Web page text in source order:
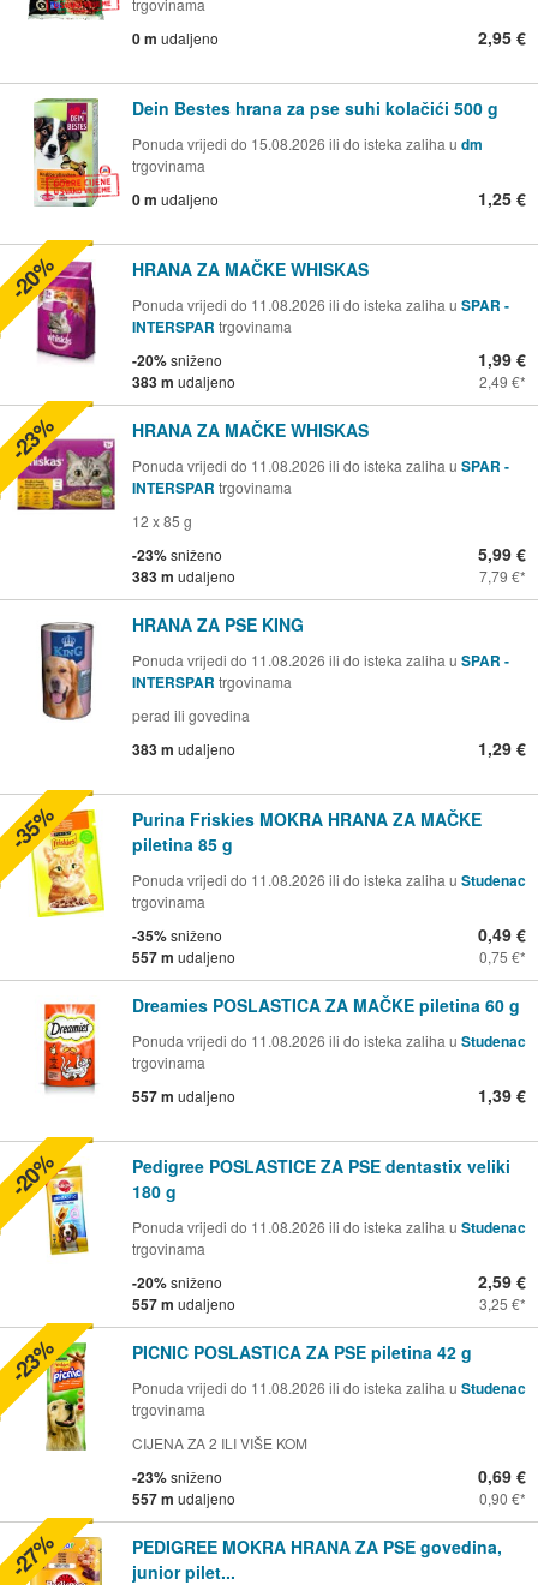
trgovinama
0 m udaljeno 2,95 €
Dein Bestes hrana za pse suhi kolačići 500 g
Ponuda vrijedi do 15.08.2026 ili do isteka zaliha u dm
trgovinama
0 m udaljeno 1,25 €
HRANA ZA MAČKE WHISKAS
Ponuda vrijedi do 11.08.2026 ili do isteka zaliha u SPAR -
INTERSPAR trgovinama
-20%sniženo
383 m udaljeno
1,99 €
2,49 €
-20%
HRANA ZA MAČKE WHISKAS
Ponuda vrijedi do 11.08.2026 ili do isteka zaliha u SPAR -
INTERSPAR trgovinama
12 x 85 g
-23%sniženo
383 m udaljeno
5,99 €
7,79 €
-23%
HRANA ZA PSE KING
Ponuda vrijedi do 11.08.2026 ili do isteka zaliha u SPAR -
INTERSPAR trgovinama
perad ili govedina
383 m udaljeno 1,29 €
Purina Friskies MOKRA HRANA ZA MAČKE
piletina 85 g
Ponuda vrijedi do 11.08.2026 ili do isteka zaliha u Studenac
trgovinama
-35%sniženo
557 m udaljeno
0,49 €
0,75 €
-35%
Dreamies POSLASTICA ZA MAČKE piletina 60 g
Ponuda vrijedi do 11.08.2026 ili do isteka zaliha u Studenac
trgovinama
557 m udaljeno 1,39 €
Pedigree POSLASTICE ZA PSE dentastix veliki
180 g
Ponuda vrijedi do 11.08.2026 ili do isteka zaliha u Studenac
trgovinama
-20%sniženo
557 m udaljeno
2,59 €
3,25 €
-20%
PICNIC POSLASTICA ZA PSE piletina 42 g
Ponuda vrijedi do 11.08.2026 ili do isteka zaliha u Studenac
trgovinama
CIJENA ZA 2 ILI VIŠE KOM
-23%sniženo
557 m udaljeno
0,69 €
0,90 €
-23%
PEDIGREE MOKRA HRANA ZA PSE govedina,
junior pilet...
-27%